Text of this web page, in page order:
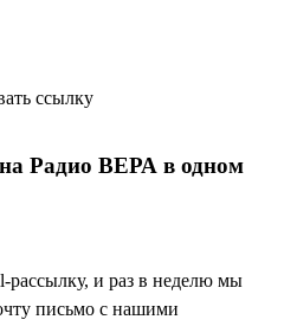
на Радио ВЕРА в одном
и раз в неделю мы
письмо с нашими